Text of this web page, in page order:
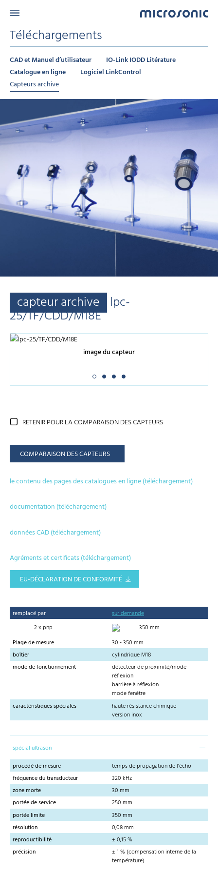
Téléchargements
CAD et Manuel d’utilisateur
IO-Link IODD Litérature
Catalogue en ligne
Logiciel LinkControl
Capteurs archive
capteur archive lpc-
25/TF/CDD/M18E
image du capteur
RETENIR POUR LA COMPARAISON DES CAPTEURS
COMPARAISON DES CAPTEURS
le contenu des pages des catalogues en ligne (téléchargement)
documentation (téléchargement)
données CAD (téléchargement)
Agréments et certificats (téléchargement)
EU-DÉCLARATION DE CONFORMITÉ
remplacé par
sur demande
2 x pnp
350 mm
Plage de mesure
30 - 350 mm
boîtier
cylindrique M18
mode de fonctionnement
détecteur de proximité/mode
réflexion
barrière à réflexion
mode fenêtre
caractéristiques spéciales
haute résistance chimique
version inox
spécial ultrason
procédé de mesure
temps de propagation de l'écho
fréquence du transducteur
320 kHz
zone morte
30 mm
portée de service
250 mm
portée limite
350 mm
résolution
0,08 mm
reproductibilité
± 0,15 %
précision
± 1 % (compensation interne de la
température)